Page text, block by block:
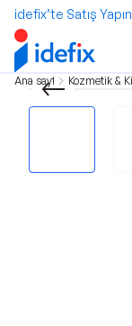
idefix’te Satış Yapın
Ana sayfa Kozmetik &